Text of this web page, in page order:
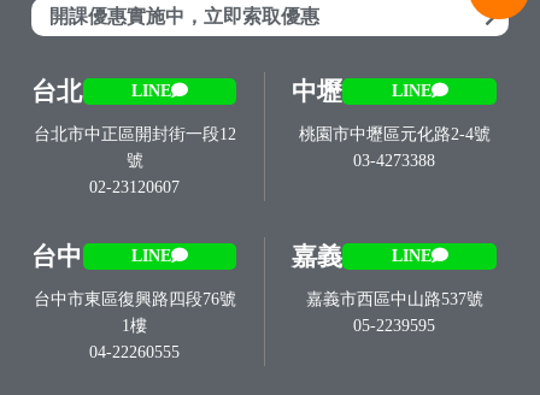
開課優惠實施中，立即索取優惠
台北 LINE
台北市中正區開封街一段12
號
02-23120607
中壢 LINE
桃園市中壢區元化路2-4號
03-4273388
台中 LINE
台中市東區復興路四段76號
1樓
04-22260555
嘉義 LINE
嘉義市西區中山路537號
05-2239595